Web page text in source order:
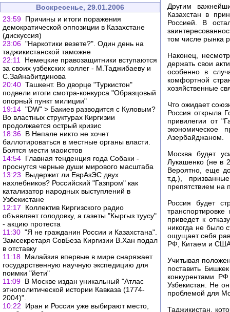
Воскресенье, 29.01.2006
23:59 Причины и итоги поражения
демократической оппозиции в Казахстане
(дискуссия)
23:06 "Наркотики везете?". Один день на
таджикистанской таможне
22:11
Немецкие правозащитники вступаются
за своих узбекских коллег - М.Таджибаеву и
С.Зайнабитдинова
20:40 Ташкент. Во дворце "Туркистон"
подвели итоги смотра-конкурса "Образцовый
опорный пункт милиции"
19:14 "DW" > Бакиев разводится с Куловым?
Во властных структурах Киргизии
продолжается острый кризис
18:36 В Непале никто не хочет
баллотироваться в местные органы власти.
Боятся мести маоистов
14:54 Главная тенденция года Собаки -
проснутся черные души мирового масштаба
13:23
Выдержит ли ЕврАзЭС двух
нахлебников? Российский "Газпром" как
катализатор народных выступлений в
Узбекистане
12:17
Коллектив Киргизского радио
объявляет голодовку, а газеты "Кыргыз туусу"
- акцию протеста
11:30 "Я не гражданин России и Казахстана".
Замсекретаря CовБеза Киргизии В.Хан подал
в отставку
11:18 Малайзия впервые в мире снаряжает
государственную научную экспедицию для
поимки "йети"
11:09 В Москве издан уникальный "Атлас
этнополитической истории Кавказа (1774-
2004)".
10:22
Иран и Россия уже выбирают место,
Другим
Казахстан в
Россией. В
том числе рынка
Наконец,
держать свои
особенно в
комфортной
хозяйственные
Что ожидает
Россия открыла
привилегии от
экономическое
Азербайджаном.
Москва будет
Лукашенко (не в
Вероятно, еще
т.д.),
препятствием на
Россия будет
приведет к
никогда не было
ощущает себя
РФ, Китаем и
Учитывая
поставить
конкурентами
Узбекистан. Не
проблемой для
Таджикистан,